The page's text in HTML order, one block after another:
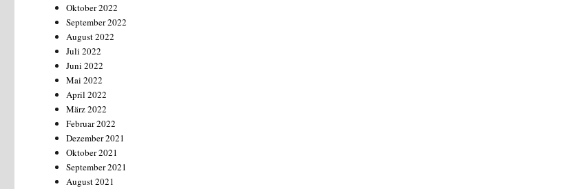
Oktober 2022
September 2022
August 2022
Juli 2022
Juni 2022
Mai 2022
April 2022
März 2022
Februar 2022
Dezember 2021
Oktober 2021
September 2021
August 2021